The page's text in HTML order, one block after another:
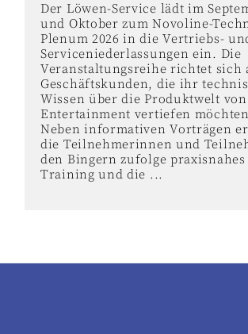
Der Löwen-Service lädt im
und Oktober zum Novoline-
Plenum 2026 in die Vertriebs-
Serviceniederlassungen ein. Die
Veranstaltungsreihe richtet sich
Geschäftskunden, die ihr
Wissen über die Produktwelt
Entertainment vertiefen
Neben informativen Vorträgen
die Teilnehmerinnen und
den Bingern zufolge praxisnahes
Training und die ...